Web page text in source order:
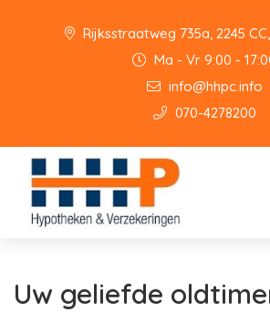
Rijksstraatweg 735a, 2245
Ma - Vr 9:00 -
info@hhpc.info
070-4278200
Uw geliefde